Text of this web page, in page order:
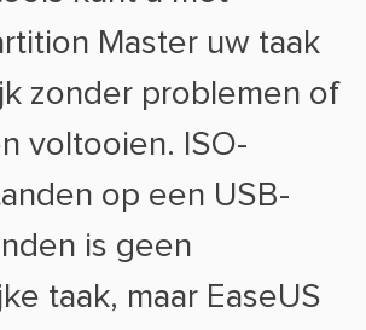
Master uw taak
zonder problemen of
voltooien. ISO-
op een USB-
is geen
taak, maar EaseUS